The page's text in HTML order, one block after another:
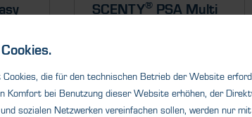
SCENTY® PSA Multi
die für den technischen Betrieb der Website
Komfort bei Benutzung dieser Website erhöhen, der
sozialen Netzwerken vereinfachen sollen, werden nur